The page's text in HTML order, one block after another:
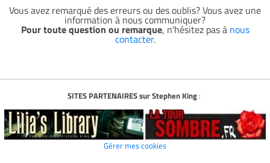
Vous avez remarqué des erreurs ou des oublis? Vous avez une
information à nous communiquer?
Pour toute question ou remarque, n'hésitez pas à nous
contacter.
SITES PARTENAIRES sur Stephen King:
Gérer mes cookies